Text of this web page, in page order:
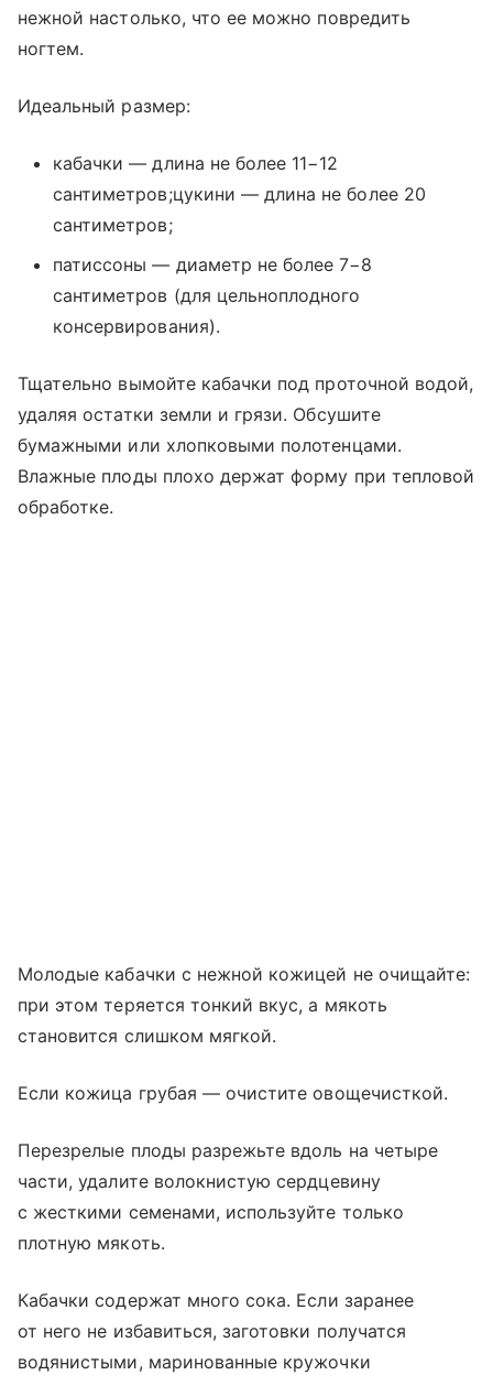
нежной настолько, что ее можно повредить
ногтем.
Идеальный размер:
кабачки — длина не более 11−12
сантиметров;цукини — длина не более 20
сантиметров;
патиссоны — диаметр не более 7−8
сантиметров (для цельноплодного
консервирования).
Тщательно вымойте кабачки под проточной водой,
удаляя остатки земли и грязи. Обсушите
бумажными или хлопковыми полотенцами.
Влажные плоды плохо держат форму при тепловой
обработке.
Молодые кабачки с нежной кожицей не очищайте:
при этом теряется тонкий вкус, а мякоть
становится слишком мягкой.
Если кожица грубая — очистите овощечисткой.
Перезрелые плоды разрежьте вдоль на четыре
части, удалите волокнистую сердцевину
с жесткими семенами, используйте только
плотную мякоть.
Кабачки содержат много сока. Если заранее
от него не избавиться, заготовки получатся
водянистыми, маринованные кружочки